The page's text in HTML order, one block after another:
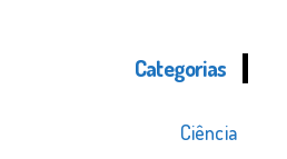
Categorias
Ciência